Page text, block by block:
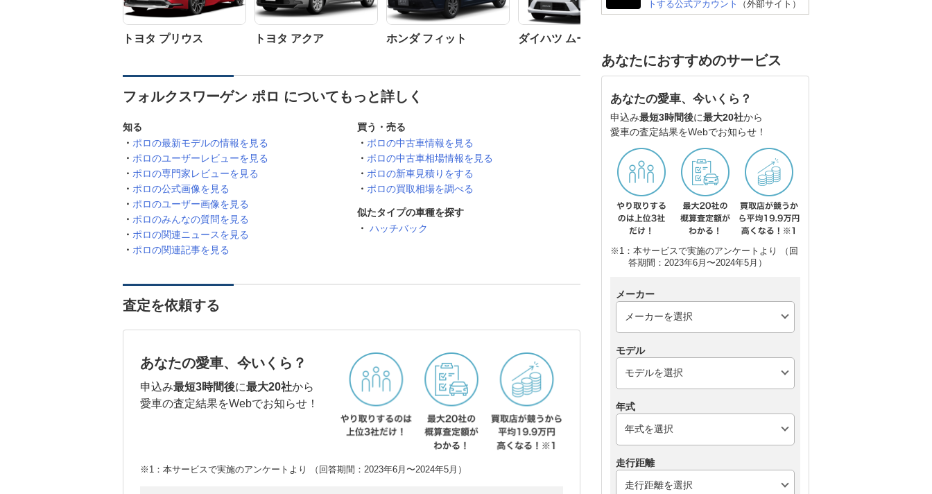
トヨタ プリウス トヨタ アクア ホンダ フィット ダイハツ ムーヴ
フォルクスワーゲン ポロ についてもっと詳しく
知る
ポロの最新モデルの情報を見る
ポロのユーザーレビューを見る
ポロの専門家レビューを見る
ポロの公式画像を見る
ポロのユーザー画像を見る
ポロのみんなの質問を見る
ポロの関連ニュースを見る
ポロの関連記事を見る
買う・売る
ポロの中古車情報を見る
ポロの中古車相場情報を見る
ポロの新車見積りをする
ポロの買取相場を調べる
似たタイプの車種を探す
ハッチバック
査定を依頼する
あなたの愛車、今いくら？
申込み最短3時間後に最大20社から
愛車の査定結果をWebでお知らせ！
※1：本サービスで実施のアンケートより （回答期間：2023年6月〜2024年5月）
トする公式アカウント
（外部サイト）
あなたにおすすめのサービス
あなたの愛車、今いくら？
申込み最短3時間後に最大20社から
愛車の査定結果をWebでお知らせ！
※1：本サービスで実施のアンケートより （回
答期間：2023年6月〜2024年5月）
メーカー
モデル
年式
走行距離